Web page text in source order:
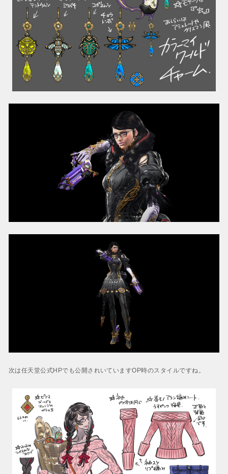
次は任天堂公式HPでも公開されいていますOP時のスタイルですね。